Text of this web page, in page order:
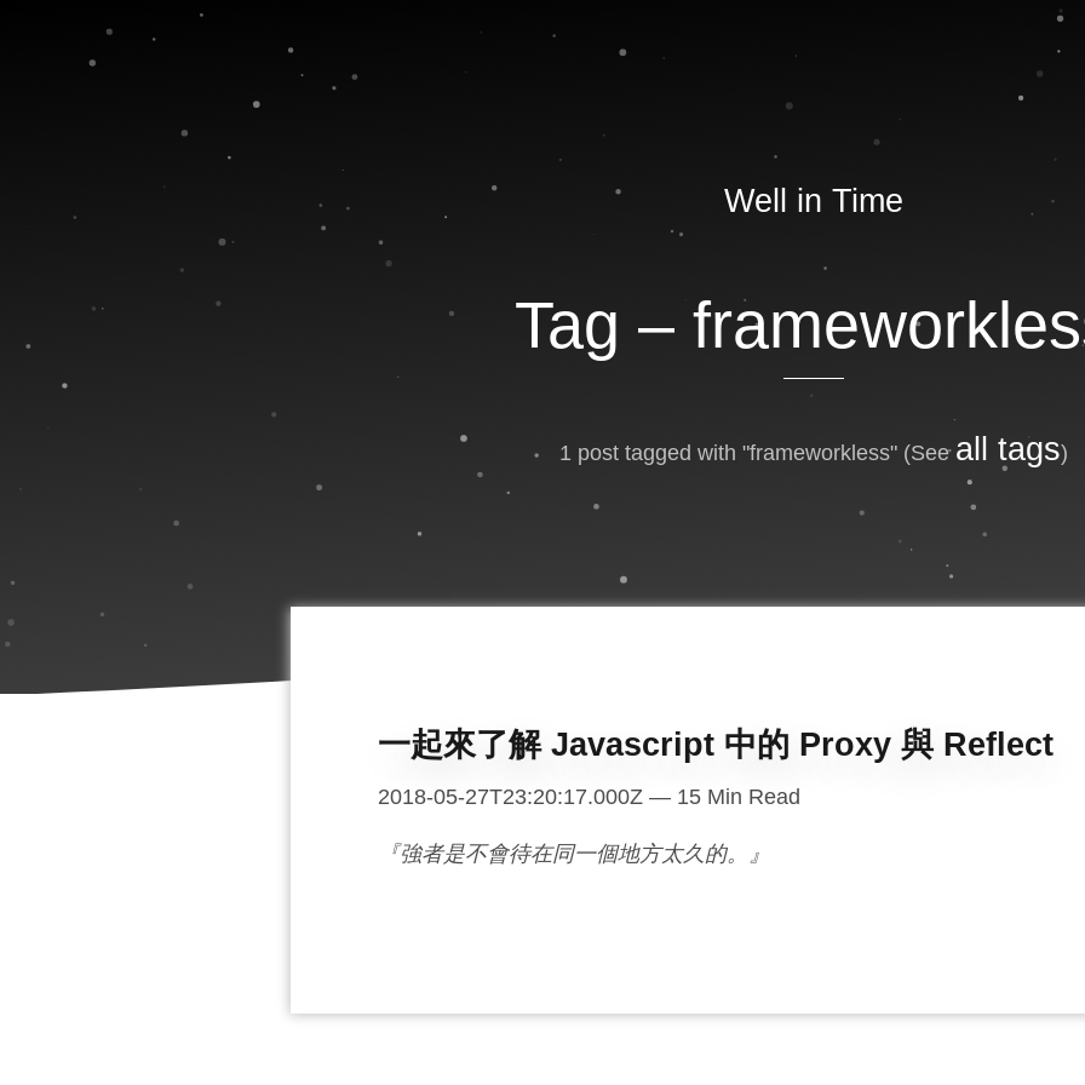
Well in Time
Tag –
1 post tagged with "frameworkless" (See all tags)
一起來了解 Javascript 中的 Proxy 與 Reflect
2018-05-27T23:20:17.000Z — 15 Min Read
『強者是不會待在同一個地方太久的。』